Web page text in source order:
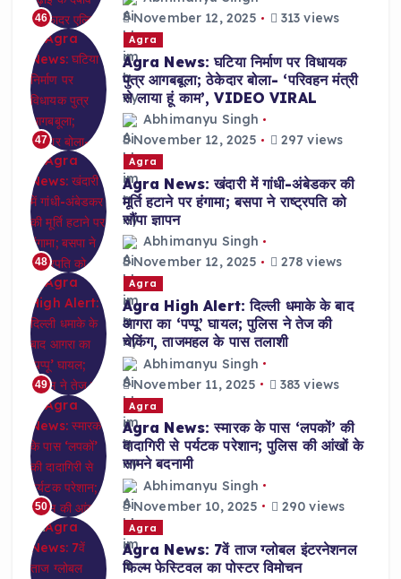
46
November 12, 2025
313 views
47
Agra
Agra News: घटिया निर्माण पर विधायक
पुत्र आगबबूला; ठेकेदार बोला- ‘परिवहन मंत्री
से लाया हूं काम’, VIDEO VIRAL
Abhimanyu Singh
November 12, 2025
297 views
48
Agra
Agra News: खंदारी में गांधी-अंबेडकर की
मूर्ति हटाने पर हंगामा; बसपा ने राष्ट्रपति को
सौंपा ज्ञापन
Abhimanyu Singh
November 12, 2025
278 views
49
Agra
Agra High Alert: दिल्ली धमाके के बाद
आगरा का ‘पप्पू’ घायल; पुलिस ने तेज की
चेकिंग, ताजमहल के पास तलाशी
Abhimanyu Singh
November 11, 2025
383 views
50
Agra
Agra News: स्मारक के पास ‘लपकों’ की
दादागिरी से पर्यटक परेशान; पुलिस की आंखों के
सामने बदनामी
Abhimanyu Singh
November 10, 2025
290 views
Agra
Agra News: 7वें ताज ग्लोबल इंटरनेशनल
फिल्म फेस्टिवल का पोस्टर विमोचन